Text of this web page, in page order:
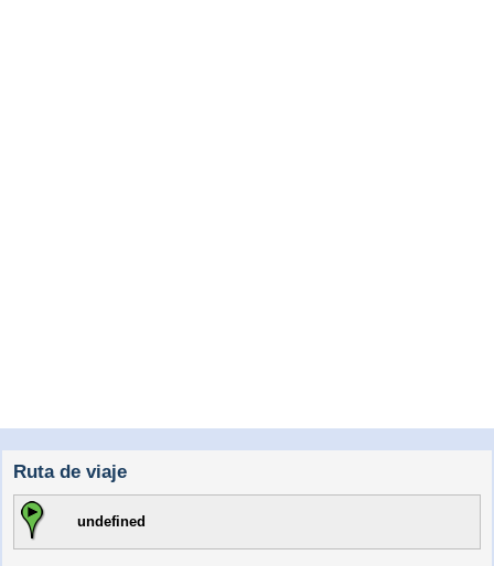
Ruta de viaje
undefined